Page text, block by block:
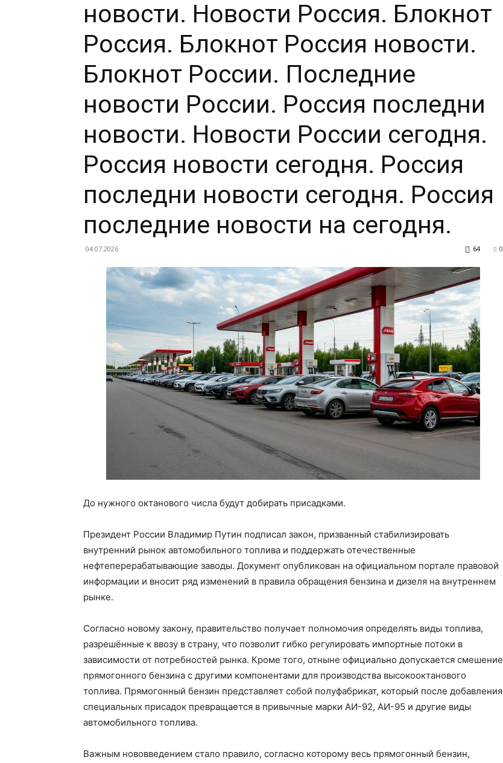
новости. Новости Россия. Блокнот
Россия. Блокнот Россия новости.
Блокнот России. Последние
новости России. Россия последни
новости. Новости России сегодня.
Россия новости сегодня. Россия
последни новости сегодня. Россия
последние новости на сегодня.
04.07.2026 0
64
До нужного октанового числа будут добирать присадками.
Президент России Владимир Путин подписал закон, призванный стабилизировать
внутренний рынок автомобильного топлива и поддержать отечественные
нефтеперерабатывающие заводы. Документ опубликован на официальном портале правовой
информации и вносит ряд изменений в правила обращения бензина и дизеля на внутреннем
рынке.
Согласно новому закону, правительство получает полномочия определять виды топлива,
разрешённые к ввозу в страну, что позволит гибко регулировать импортные потоки в
зависимости от потребностей рынка. Кроме того, отныне официально допускается смешение
прямогонного бензина с другими компонентами для производства высокооктанового
топлива. Прямогонный бензин представляет собой полуфабрикат, который после добавления
специальных присадок превращается в привычные марки АИ-92, АИ-95 и другие виды
автомобильного топлива.
Важным нововведением стало правило, согласно которому весь прямогонный бензин,